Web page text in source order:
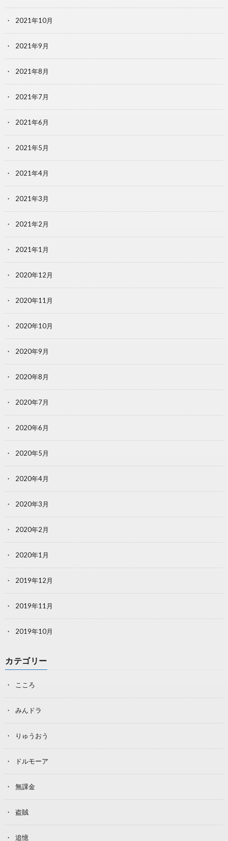
2021年10月
2021年9月
2021年8月
2021年7月
2021年6月
2021年5月
2021年4月
2021年3月
2021年2月
2021年1月
2020年12月
2020年11月
2020年10月
2020年9月
2020年8月
2020年7月
2020年6月
2020年5月
2020年4月
2020年3月
2020年2月
2020年1月
2019年12月
2019年11月
2019年10月
カテゴリー
こころ
みんドラ
りゅうおう
ドルモーア
無課金
盗賊
追憶